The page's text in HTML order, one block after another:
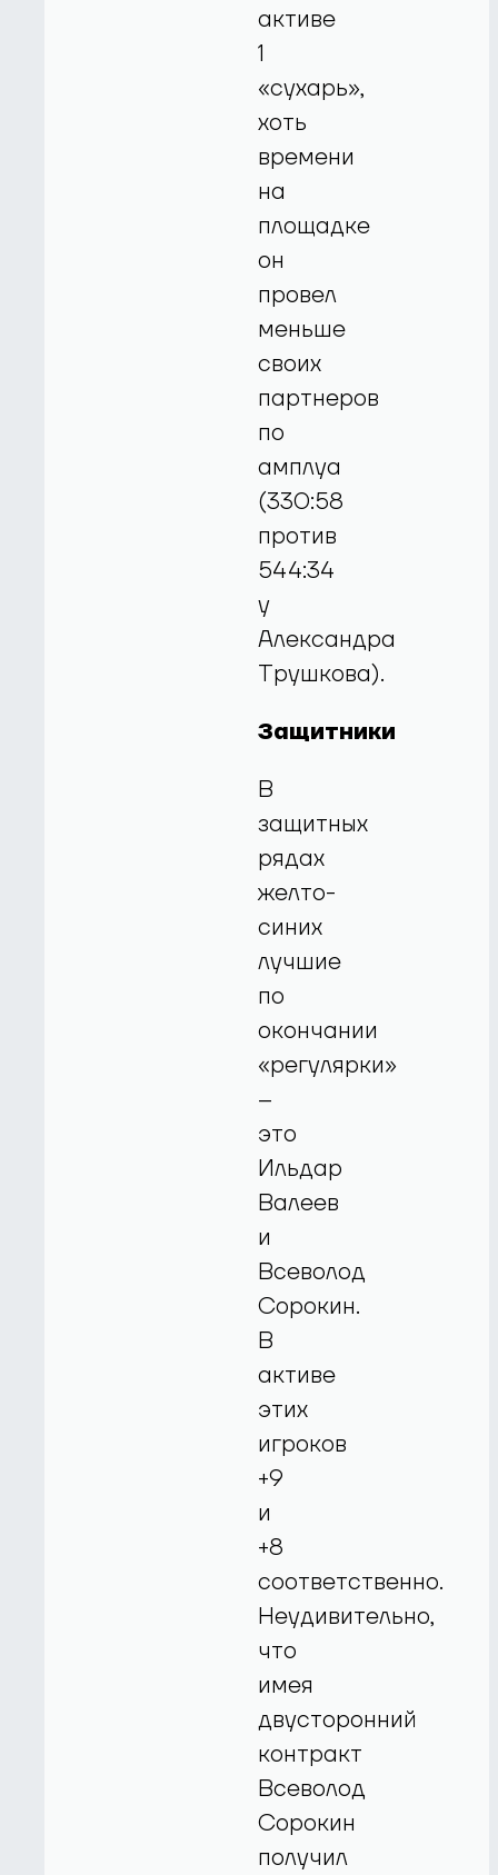
активе
1
«сухарь»,
хоть
времени
на
площадке
он
провел
меньше
своих
партнеров
по
амплуа
(330:58
против
544:34
у
Александра
Трушкова).
Защитники
В
защитных
рядах
желто-
синих
лучшие
по
окончании
«регулярки»
–
это
Ильдар
Валеев
и
Всеволод
Сорокин.
В
активе
этих
игроков
+9
и
+8
соответственно.
Неудивительно,
что
имея
двусторонний
контракт
Всеволод
Сорокин
получил